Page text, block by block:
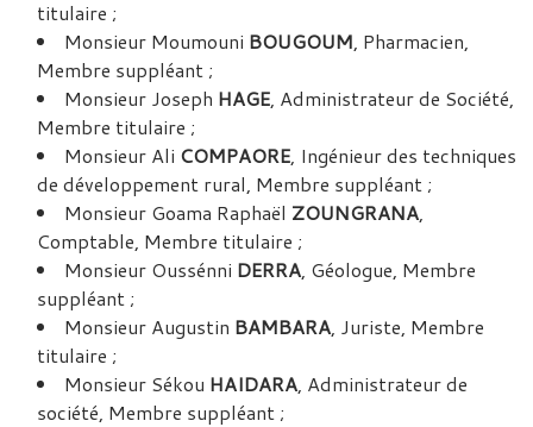
titulaire ;
Monsieur Moumouni BOUGOUM, Pharmacien,
Membre suppléant ;
Monsieur Joseph HAGE, Administrateur de Société,
Membre titulaire ;
Monsieur Ali COMPAORE, Ingénieur des techniques
de développement rural, Membre suppléant ;
Monsieur Goama Raphaël ZOUNGRANA,
Comptable, Membre titulaire ;
Monsieur Oussénni DERRA, Géologue, Membre
suppléant ;
Monsieur Augustin BAMBARA, Juriste, Membre
titulaire ;
Monsieur Sékou HAIDARA, Administrateur de
société, Membre suppléant ;